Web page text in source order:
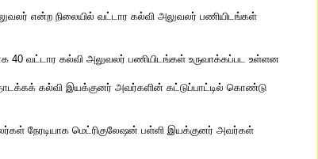
என்ற நிலையில் வட்டார கல்வி அலுவலர் பணியிடங்கள்
40 வட்டார கல்வி அலுவலர் பணியிடங்கள் உருவாக்கப்பட உள்ளன
கல்வி இயக்குனர் அவர்களின் கட்டுப்பாட்டில் கொண்டு
நேரடியாக மெட்ரிகுலேஷன் பள்ளி இயக்குனர் அவர்கள்